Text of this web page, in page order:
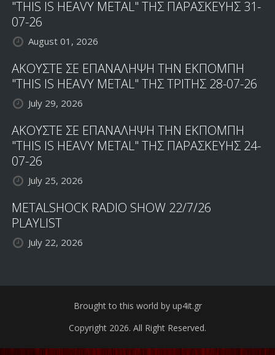
"THIS IS HEAVY METAL" ΤΗΣ ΠΑΡΑΣΚΕΥΗΣ 31-
07-26
August 01, 2026
ΑΚΟΥΣΤΕ ΣΕ ΕΠΑΝΑΛΗΨΗ ΤΗΝ ΕΚΠΟΜΠΗ
"THIS IS HEAVY METAL" ΤΗΣ ΤΡΙΤΗΣ 28-07-26
July 29, 2026
ΑΚΟΥΣΤΕ ΣΕ ΕΠΑΝΑΛΗΨΗ ΤΗΝ ΕΚΠΟΜΠΗ
"THIS IS HEAVY METAL" ΤΗΣ ΠΑΡΑΣΚΕΥΗΣ 24-
07-26
July 25, 2026
METALSHOCK RADIO SHOW 22/7/26
PLAYLIST
July 22, 2026
Brought to this world by up4it.gr
Copyright 2026. All Right Reserved.